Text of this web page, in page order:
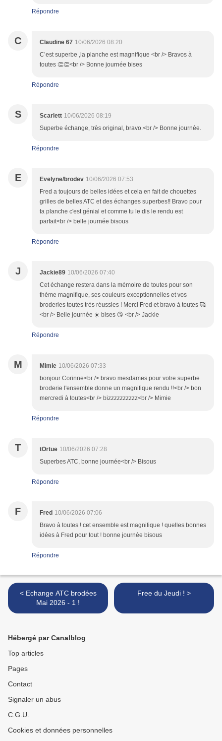
Répondre
C Claudine 67 10/06/2026 08:20
C’est superbe ,la planche est magnifique <br /> Bravos à
toutes 👏👏<br /> Bonne journée bises
Répondre
S Scarlett 10/06/2026 08:19
Superbe échange, très original, bravo.<br /> Bonne journée.
Répondre
E Evelyne/brodev 10/06/2026 07:53
Fred a toujours de belles idées et cela en fait de chouettes
grilles de belles ATC et des échanges superbes!! Bravo pour
ta planche c'est génial et comme tu le dis le rendu est
parfait<br /> belle journée bisous
Répondre
J Jackie89 10/06/2026 07:40
Cet échange restera dans la mémoire de toutes pour son
thème magnifique, ses couleurs exceptionnelles et vos
broderies toutes très réussies ! Merci Fred et bravo à toutes 🥰
<br /> Belle journée ☀️ bises 😘 <br /> Jackie
Répondre
M Mimie 10/06/2026 07:33
bonjour Corinne<br /> bravo mesdames pour votre superbe
broderie l'ensemble donne un magnifique rendu !!<br /> bon
mercredi à toutes<br /> bizzzzzzzzzz<br /> Mimie
Répondre
T tOrtue 10/06/2026 07:28
Superbes ATC, bonne journée<br /> Bisous
Répondre
F Fred 10/06/2026 07:06
Bravo à toutes ! cet ensemble est magnifique ! quelles bonnes
idées à Fred pour tout ! bonne journée bisous
Répondre
< Echange ATC brodées
Mai 2026 - 1 !
Free du Jeudi ! >
Hébergé par Canalblog
Top articles
Pages
Contact
Signaler un abus
C.G.U.
Cookies et données personnelles